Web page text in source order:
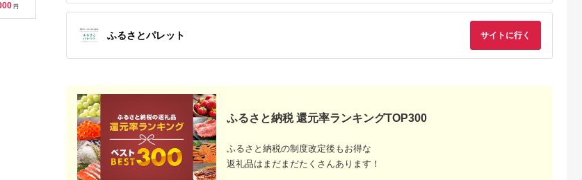
円 10,000
【1133383】
8,000 33,000 21,000
湿 水流切替付き 節水
日本製 岐阜県 SV218
水生活製作所 MIZSEI
9,000 7,000
ふるさとパレット サイトに行く
ふるさと納税 還元率ランキングTOP300
ふるさと納税の制度改定後もお得な
返礼品はまだまだたくさんあります！